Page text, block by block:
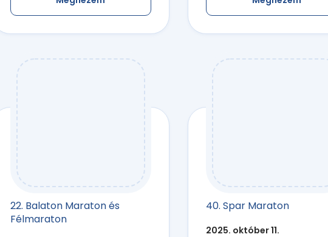
22. Balaton Maraton és
Félmaraton
40. Spar Maraton
2025. október 11.